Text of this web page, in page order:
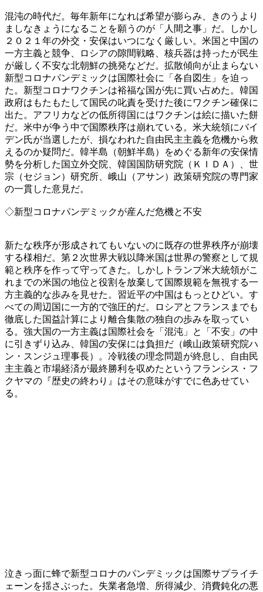
混沌の時代だ。毎年新年になれば希望が膨らみ、きのうより
ましなきょうになることを願うのが「人間之事」だ。しかし
２０２１年の外交・安保はいつになく厳しい。米国と中国の
一方主義と競争、ロシアの隙間戦略、核兵器は持ったが民生
が厳しく不安な北朝鮮の挑発などだ。拡散傾向が止まらない
新型コロナパンデミックは国際社会に「各自図生」を迫っ
た。新型コロナワクチンは裕福な国が先に買い占めた。韓国
政府はもたもたして国民の叱責を受けた後にワクチン確保に
出た。アフリカなどの低所得国にはワクチンは絵に描いた餅
だ。米中が争う中で国際秩序は崩れている。米大統領にバイ
デン氏が当選したが、損なわれた自由民主主義を危機から救
えるのか疑問だ。韓半島（朝鮮半島）をめぐる新年の安保情
勢を分析した国立外交院、韓国国防研究院（ＫＩＤＡ）、世
宗（セジョン）研究所、峨山（アサン）政策研究院の専門家
の一貫した意見だ。
◇新型コロナパンデミックが産んだ危機と不安
新たな秩序が形成されてもいないのに既存の世界秩序が崩壊
する様相だ。第２次世界大戦以降米国は世界の警察として規
範と秩序を作って守ってきた。しかしトランプ米大統領がこ
れまでの米国の地位と役割を放棄して国際規範を無視する一
方主義的な歩みを見せた。習近平の中国はもっとひどい。す
べての周辺国に一方的で強圧的だ。ロシアとフランスまでも
徹底した国益計算により離合集散の独自の歩みを取ってい
る。強大国の一方主義は国際社会を「混沌」と「不安」の中
に引きずり込み、韓国の安保には負担だ（峨山政策研究院ハ
ン・スンジュ理事長）。冷戦後の理念問題が終息し、自由民
主主義と市場経済が最終勝利を収めたというフランシス・フ
クヤマの『歴史の終わり』はその意味がすでに色あせてい
る。
泣きっ面に蜂で新型コロナのパンデミックは国際サプライチ
ェーンを揺さぶった。失業者急増、所得減少、消費鈍化の悪